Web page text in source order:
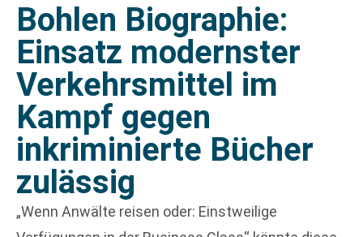
Bohlen Biographie:
Einsatz modernster
Verkehrsmittel im
Kampf gegen
inkriminierte Bücher
zulässig
„Wenn Anwälte reisen oder: Einstweilige